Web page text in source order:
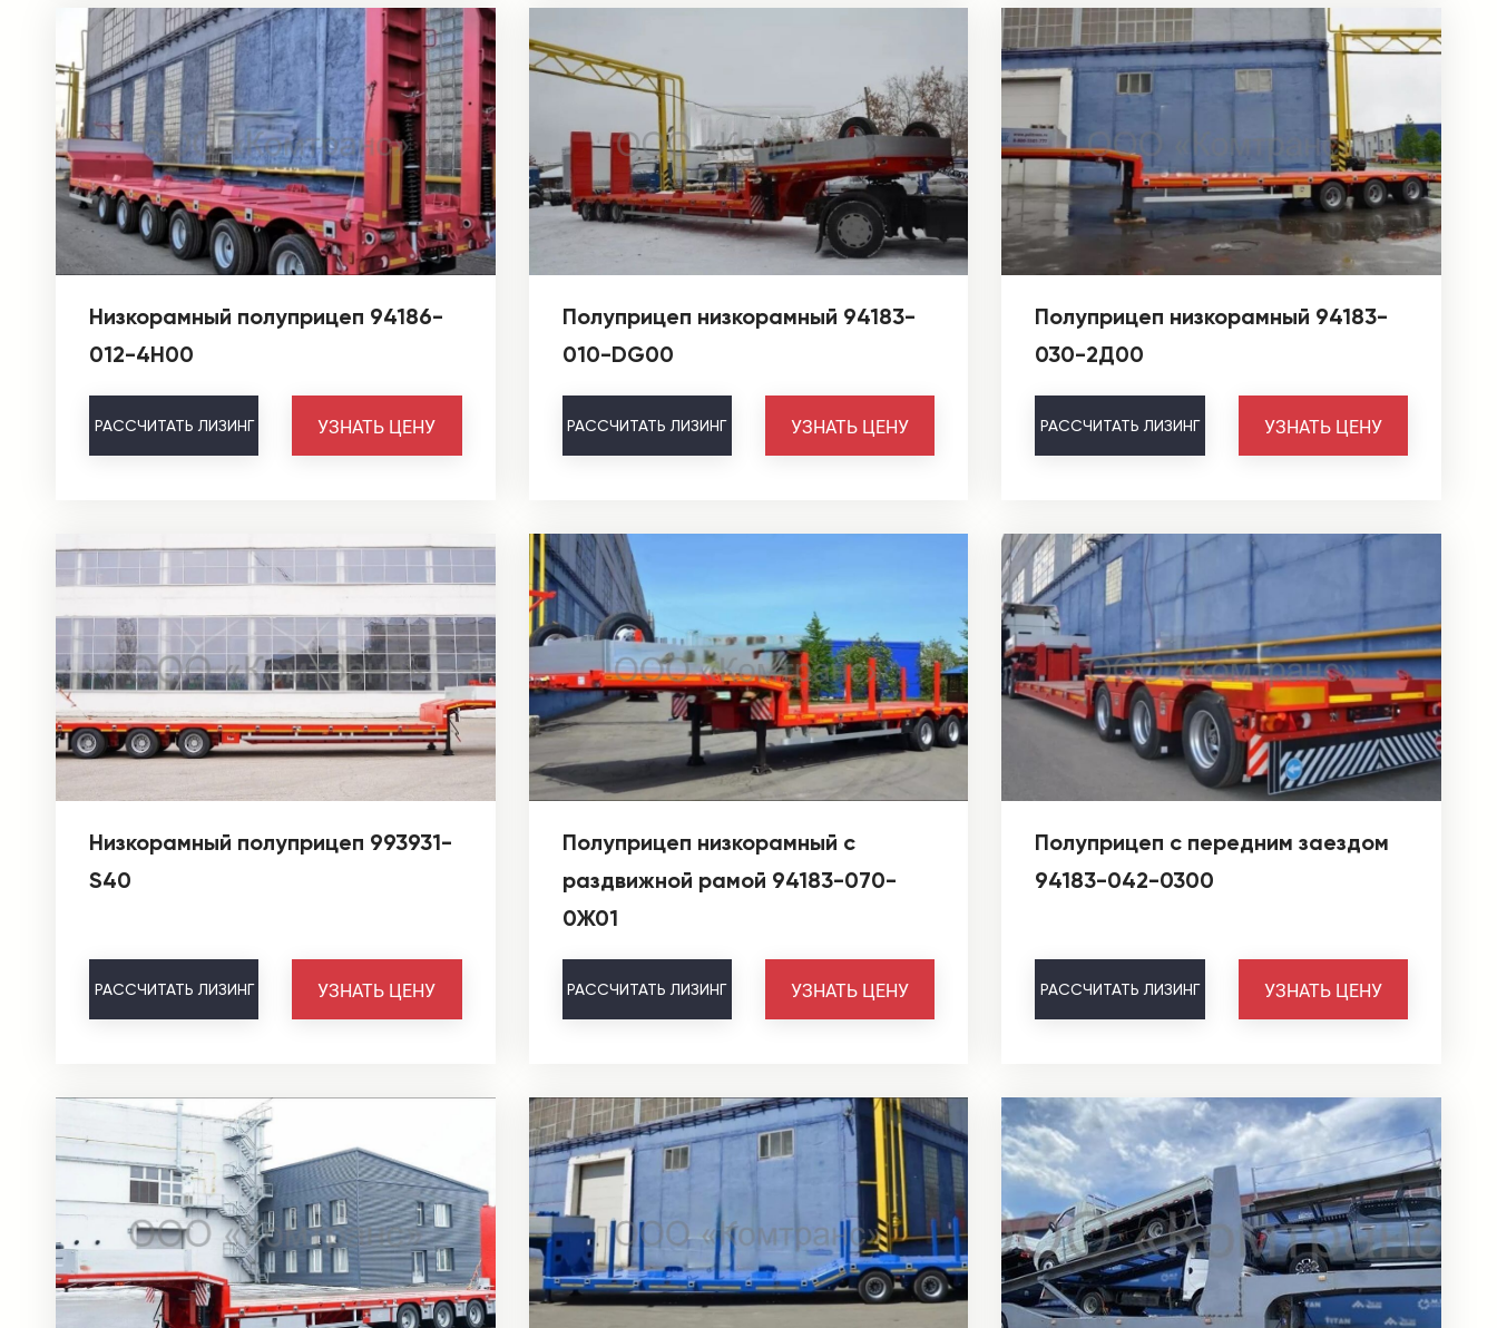
Низкорамный полуприцеп 94186-
012-4H00
РАССЧИТАТЬ ЛИЗИНГ УЗНАТЬ ЦЕНУ
Полуприцеп низкорамный 94183-
010-DG00
РАССЧИТАТЬ ЛИЗИНГ УЗНАТЬ ЦЕНУ
Полуприцеп низкорамный 94183-
030-2Д00
РАССЧИТАТЬ ЛИЗИНГ УЗНАТЬ ЦЕНУ
Низкорамный полуприцеп 993931-
S40
РАССЧИТАТЬ ЛИЗИНГ УЗНАТЬ ЦЕНУ
Полуприцеп низкорамный с
раздвижной рамой 94183-070-
0Ж01
РАССЧИТАТЬ ЛИЗИНГ УЗНАТЬ ЦЕНУ
Полуприцеп с передним заездом
94183-042-0300
РАССЧИТАТЬ ЛИЗИНГ УЗНАТЬ ЦЕНУ